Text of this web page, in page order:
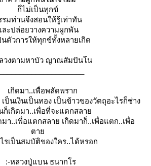
ก็ไม่เป็นทุกข์
รมท่านจึงสอนให้รู้เท่าทัน
ะปล่อยวางความผูกพัน
นตัวการให้ทุกข์ทั้งหลายเกิด
วงตามหาบัว ญาณสัมปันโน
เกิดมา..เพื่อพลัดพราก
ป็นเงินเป็นทอง เป็นข้าวของวัตถุอะไรก็ช่าง
ก็เกิดมา..เพื่อที่จะแตกสลา
มา..เพื่อแตกสลาย เกิดมาก็..เพื่อแตก..เพื่อ
ตา
รเป็นสมบัติของใคร..ได้หรอก
:-หลวงปู่แบน ธนากโร